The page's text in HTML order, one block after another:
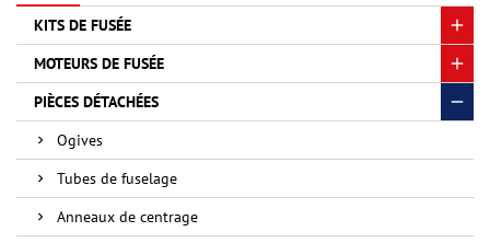
KITS DE FUSÉE
MOTEURS DE FUSÉE
PIÈCES DÉTACHÉES
Ogives
Tubes de fuselage
Anneaux de centrage